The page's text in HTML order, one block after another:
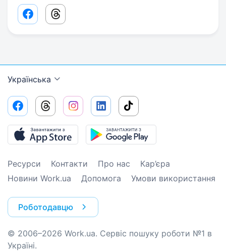
Facebook share link
Threads share link
Українська
Ресурси Контакти Про нас
Кар’єра
Новини Work.ua
Допомога Умови використання
Роботодавцю
© 2006–2026 Work.ua. Сервіс пошуку роботи №1 в
Україні.